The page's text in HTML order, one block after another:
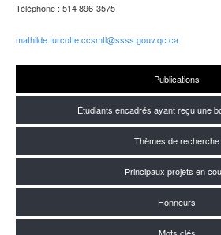
Téléphone : 514 896-3575
mathilde.turcotte.ccsmtl@ssss.gouv.qc.ca
Publications
Étudiants encadrés ayant reçu une
Thèmes de recherche
Principaux projets en
Honneurs